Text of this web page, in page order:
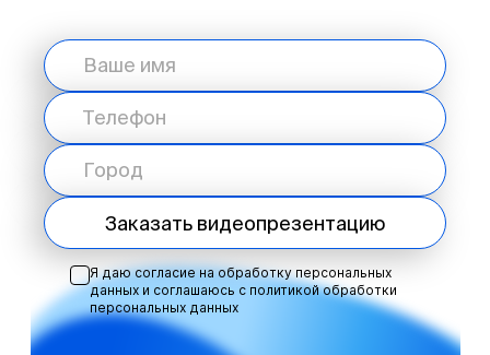
Заказать видеопрезентацию
Я даю согласие на обработку персональных
данных и соглашаюсь с политикой обработки
персональных данных